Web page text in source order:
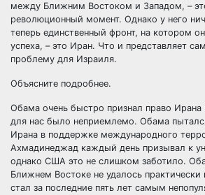
между Ближним Востоком и Западом, –
революционный момент. Однако у него
теперь единственный фронт, на котором
успеха, – это Иран. Что и представляет
проблему для Израиля.
Объясните подробнее.
Обама очень быстро признал право
для нас было неприемлемо. Обама
Ирана в поддержке международного
Ахмадинеджад каждый день призывал к
однако США это не слишком заботило.
Ближнем Востоке не удалось практически
стал за последние пять лет самым